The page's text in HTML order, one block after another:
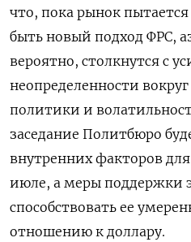
что, ​пока рынок
быть ‌новый подход ФРС,
вероятно, столкнутся ​с
неопределенности
политики и
заседание Политбюро
внутренних факторов
июле, ​а меры поддержки
способствовать ее
отношению к доллару.